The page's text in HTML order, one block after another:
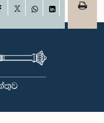
Facebook
WhatsAppLinkedIn